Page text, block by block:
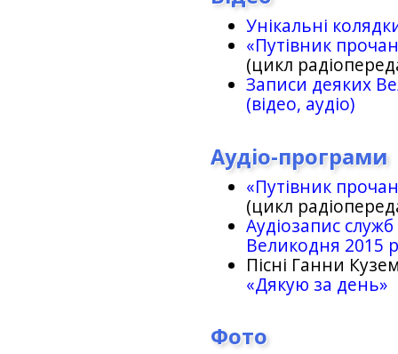
Унікальні
«Путівник
(цикл
Записи деяких
(відео, аудіо)
Аудіо-програми
«Путівник
(цикл
Аудіозапис
Великодня 2015
Пісні Ганни
«Дякую за день»
Фото